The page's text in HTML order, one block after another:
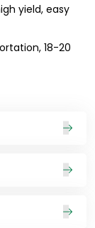
yield, easy
18-20